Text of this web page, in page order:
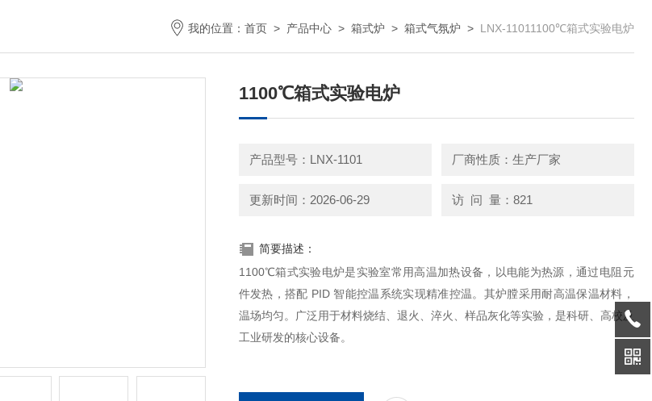
我的位置： 首页 > 产品中心 > 箱式炉 > 箱式气氛炉 > LNX-11011100℃箱式实验电炉
1100℃箱式实验电炉
产品型号：LNX-1101 厂商性质：生产厂家
更新时间：2026-06-29 访 问 量：821
简要描述：
1100℃箱式实验电炉是实验室常用高温加热设备，以电能为热源，通过电阻元
件发热，搭配 PID 智能控温系统实现精准控温。其炉膛采用耐高温保温材料，
温场均匀。广泛用于材料烧结、退火、淬火、样品灰化等实验，是科研、高校及
工业研发的核心设备。